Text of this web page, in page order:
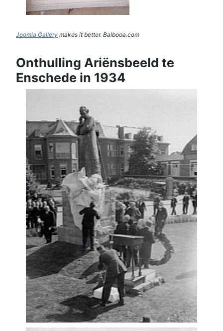
Joomla Gallery makes it better. Balbooa.com
Onthulling Ariënsbeeld te
Enschede in 1934